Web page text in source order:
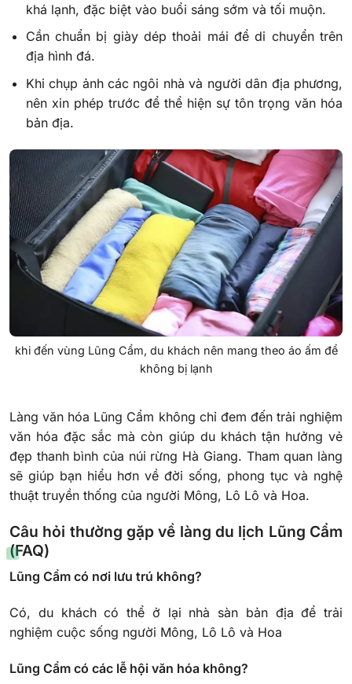
khá lạnh, đặc biệt vào buổi sáng sớm và tối muộn.
Cần chuẩn bị giày dép thoải mái để di chuyển trên
địa hình đá.
Khi chụp ảnh các ngôi nhà và người dân địa phương,
nên xin phép trước để thể hiện sự tôn trọng văn hóa
bản địa.
khi đến vùng Lũng Cẩm, du khách nên mang theo áo ấm để
không bị lạnh
Làng văn hóa Lũng Cẩm không chỉ đem đến trải nghiệm
văn hóa đặc sắc mà còn giúp du khách tận hưởng vẻ
đẹp thanh bình của núi rừng Hà Giang. Tham quan làng
sẽ giúp bạn hiểu hơn về đời sống, phong tục và nghệ
thuật truyền thống của người Mông, Lô Lô và Hoa.
Câu hỏi thường gặp về làng du lịch Lũng Cẩm
(FAQ)
Lũng Cẩm có nơi lưu trú không?
Có, du khách có thể ở lại nhà sàn bản địa để trải
nghiệm cuộc sống người Mông, Lô Lô và Hoa
Lũng Cẩm có các lễ hội văn hóa không?